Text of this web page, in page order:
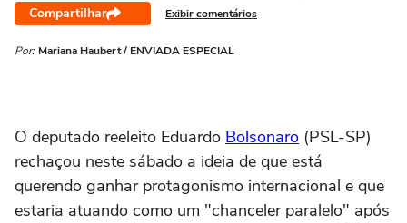
Compartilhar Exibir comentários
Por: Mariana Haubert / ENVIADA ESPECIAL
O deputado reeleito Eduardo Bolsonaro (PSL-SP)
rechaçou neste sábado a ideia de que está
querendo ganhar protagonismo internacional e que
estaria atuando como um "chanceler paralelo" após